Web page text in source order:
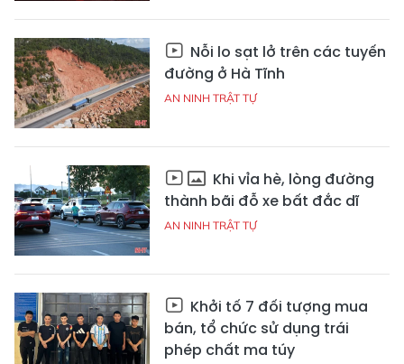
Nỗi lo sạt lở trên các tuyến
đường ở Hà Tĩnh
AN NINH TRẬT TỰ
Khi vỉa hè, lòng đường
thành bãi đỗ xe bất đắc dĩ
AN NINH TRẬT TỰ
Khởi tố 7 đối tượng mua
bán, tổ chức sử dụng trái
phép chất ma túy